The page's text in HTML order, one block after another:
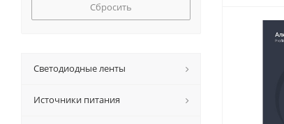
Сбросить
Светодиодные ленты
Источники питания